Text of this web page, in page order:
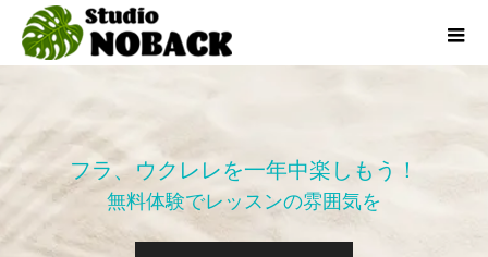
フラ、ウクレレを一年中楽しもう！
無料体験でレッスンの雰囲気を